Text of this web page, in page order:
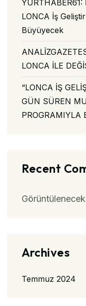
LONCA İş
Büyüyecek
LONCA İLE
“LONCA İŞ
GÜN SÜREN
PROGRAMIYLA
Recent
Archives
Temmuz 2024